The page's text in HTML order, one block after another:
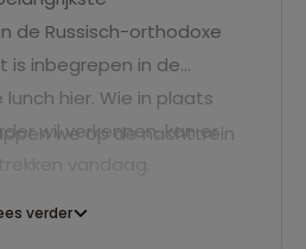
de Russisch-orthodoxe
is inbegrepen in de
hier. Wie in plaats
wil verkennen, kan er
we op de nachttrein
verder